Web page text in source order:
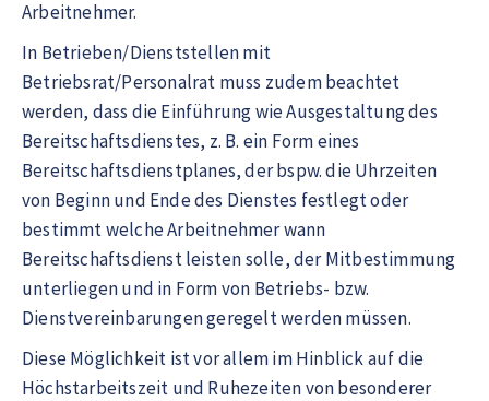
Arbeitnehmer.
In Betrieben/Dienststellen mit
Betriebsrat/Personalrat muss zudem beachtet
werden, dass die Einführung wie Ausgestaltung des
Bereitschaftsdienstes, z. B. ein Form eines
Bereitschaftsdienstplanes, der bspw. die Uhrzeiten
von Beginn und Ende des Dienstes festlegt oder
bestimmt welche Arbeitnehmer wann
Bereitschaftsdienst leisten solle, der Mitbestimmung
unterliegen und in Form von Betriebs- bzw.
Dienstvereinbarungen geregelt werden müssen.
Diese Möglichkeit ist vor allem im Hinblick auf die
Höchstarbeitszeit und Ruhezeiten von besonderer